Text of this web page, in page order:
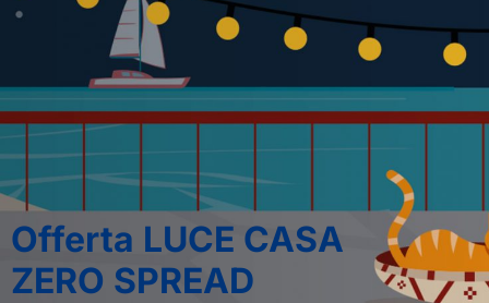
Offerta LUCE CASA
ZERO SPREAD